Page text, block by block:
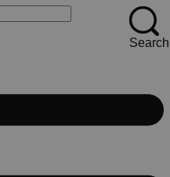
Search